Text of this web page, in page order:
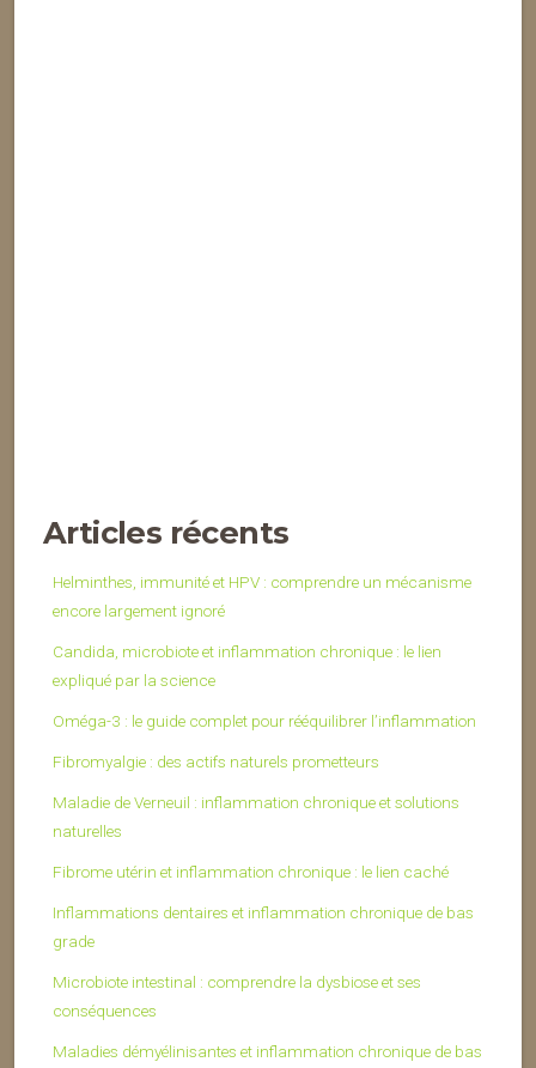
Articles récents
Helminthes, immunité et HPV : comprendre un mécanisme
encore largement ignoré
Candida, microbiote et inflammation chronique : le lien
expliqué par la science
Oméga-3 : le guide complet pour rééquilibrer l’inflammation
Fibromyalgie : des actifs naturels prometteurs
Maladie de Verneuil : inflammation chronique et solutions
naturelles
Fibrome utérin et inflammation chronique : le lien caché
Inflammations dentaires et inflammation chronique de bas
grade
Microbiote intestinal : comprendre la dysbiose et ses
conséquences
Maladies démyélinisantes et inflammation chronique de bas